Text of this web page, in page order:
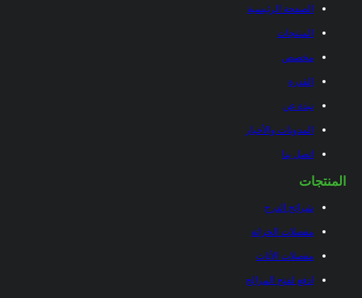
الصفحة الرئيسية
المنتجات
مخصص
القدرة
نبذة عن
المدونات والأخبار
اتصل بنا
المنتجات
شرائح الدرج
مفصلات الخزانة
مفصلات الأثاث
ادفع لفتح المزالج